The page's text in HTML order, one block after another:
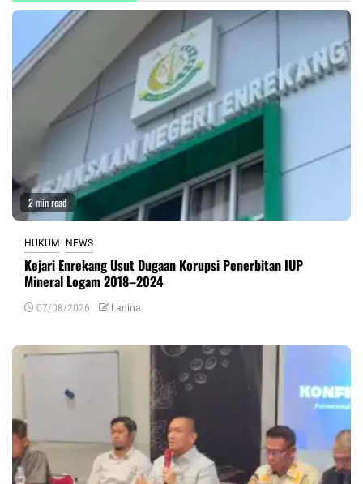
2 min read
HUKUM NEWS
Kejari Enrekang Usut Dugaan Korupsi Penerbitan IUP
Mineral Logam 2018–2024
07/08/2026 Lanina